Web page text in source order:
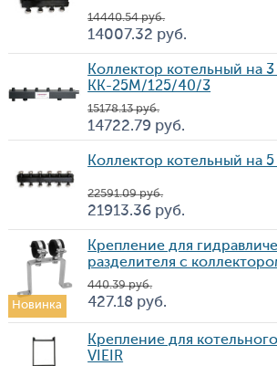
Цена
14 440.54 руб.
14 007.32 руб.
Коллектор котельный на 3
КК-25М/125/40/3
Цена
15 178.13 руб.
14 722.79 руб.
Коллектор котельный на 5
Цена
22 591.09 руб.
21 913.36 руб.
Крепление для
разделителя с
Новинка
Цена
440.39 руб.
427.18 руб.
Крепление для
VIEIR